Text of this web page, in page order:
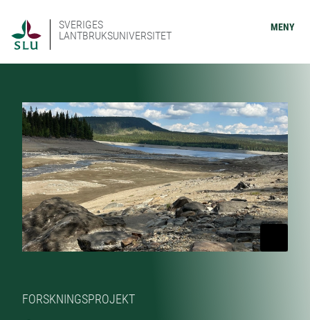
SVERIGES
LANTBRUKSUNIVERSITET
MENY
FORSKNINGSPROJEKT